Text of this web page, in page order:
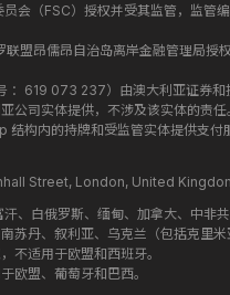
员会（FSC）授权并受其监管，
盟昂儒昂自治岛离岸金融管理局
619 073 237）由澳大利亚证券
公司实体提供，不涉及该实体的责任
构内的持牌和受监管实体提供支
Street, London, United Kingdom
、白俄罗斯、缅甸、加拿大、中
苏丹、叙利亚、乌克兰（包括克里
不适用于欧盟和西班牙。
欧盟、葡萄牙和巴西。